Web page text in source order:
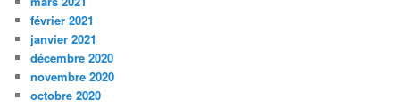
février 2021
janvier 2021
décembre 2020
novembre 2020
octobre 2020